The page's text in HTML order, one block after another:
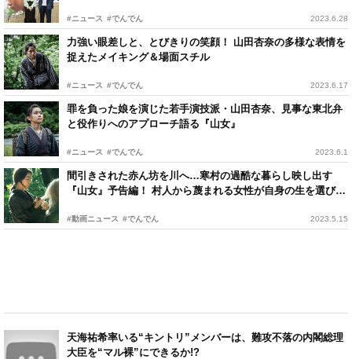
#ニュース #でんでん 2023.6.28
力強い眼差しと、とびきりの笑顔！ 山田杏奈の多様な表情を
捉えたメイキング＆場面スチル
#ニュース #でんでん 2023.6.17
罪を負った娘を演じた若手演技派・山田杏奈、見事な東北弁
と役作りへのアプローチ語る『山女』
#ニュース #でんでん 2023.6.1
間引きされた赤ん坊を川へ…寒村の過酷な暮らし映し出す
『山女』予告編！ 村人から蔑まれる女性が自身の生を選び取
#動画ニュース #でんでん 2023.5.15
天海祐希率いる“キントリ”メンバーは、難攻不落の内閣総理
大臣を“マル裸”にできるか!?